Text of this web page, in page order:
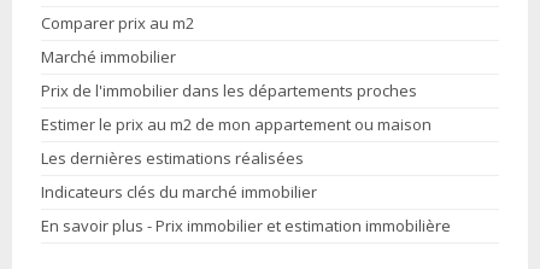
Comparer prix au m2
Marché immobilier
Prix de l'immobilier dans les départements proches
Estimer le prix au m2 de mon appartement ou maison
Les dernières estimations réalisées
Indicateurs clés du marché immobilier
En savoir plus - Prix immobilier et estimation immobilière